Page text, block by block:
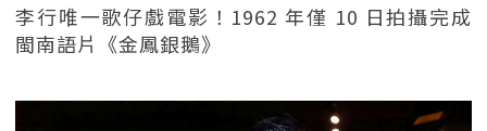
李行唯一歌仔戲電影！1962 年僅 10 日拍攝完成
閩南語片《金鳳銀鵝》